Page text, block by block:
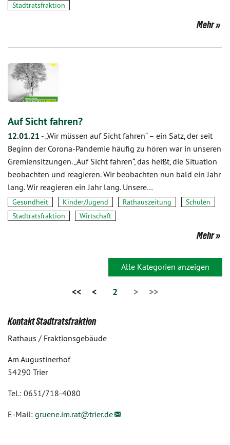
Stadtratsfraktion
Mehr
Auf Sicht fahren?
12.01.21 -„Wir müssen auf Sicht fahren“ – ein Satz, der seit
Beginn der Corona-Pandemie häufig zu hören war in unseren
Gremiensitzungen. „Auf Sicht fahren“, das heißt, die Situation
beobachten und reagieren. Wir beobachten nun bald ein Jahr
lang. Wir reagieren ein Jahr lang. Unsere…
Gesundheit Kinder/Jugend Rathauszeitung
Schulen
Stadtratsfraktion
Wirtschaft
Mehr
Alle Kategorien anzeigen
<< < 2 > >>
Kontakt Stadtratsfraktion
Rathaus / Fraktionsgebäude
Am Augustinerhof
54290 Trier
Tel.: 0651/718-4080
E-Mail: gruene.im.rat@trier.de